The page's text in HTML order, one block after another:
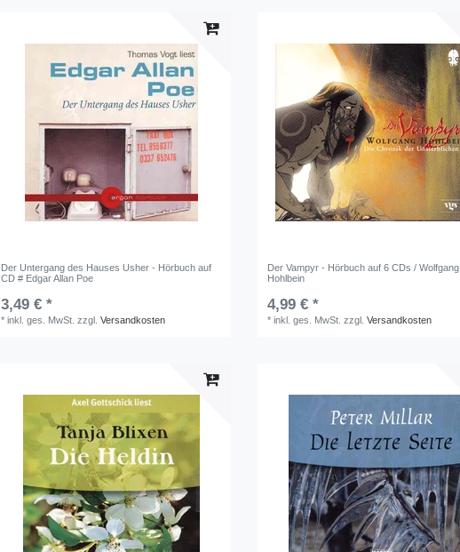
Der Untergang des Hauses Usher - Hörbuch auf
CD # Edgar Allan Poe
3,49 € *
*inkl. ges. MwSt. zzgl.Versandkosten
Der Vampyr - Hörbuch auf 6 CDs / Wolfgang
Hohlbein
4,99 € *
*inkl. ges. MwSt. zzgl.Versandkosten